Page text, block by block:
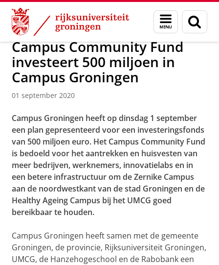
Skip
Content
Skip
Navigation
Menu
en
zoeken
Over ons Actueel Nieuws Nieuwsberichten
Campus Community Fund
investeert 500 miljoen in
Campus Groningen
01 september 2020
Campus Groningen heeft op dinsdag 1 september
een plan gepresenteerd voor een investeringsfonds
van 500 miljoen euro. Het Campus Community Fund
is bedoeld voor het aantrekken en huisvesten van
meer bedrijven, werknemers, innovatielabs en in
een betere infrastructuur om de Zernike Campus
aan de noordwestkant van de stad Groningen en de
Healthy Ageing Campus bij het UMCG goed
bereikbaar te houden.
Campus Groningen heeft samen met de gemeente
Groningen, de provincie, Rijksuniversiteit Groningen,
UMCG, de Hanzehogeschool en de Rabobank een